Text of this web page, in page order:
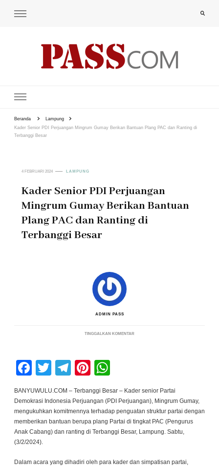
Beranda
Lampung
Kader Senior PDI Perjuangan Mingrum Gumay Berikan Bantuan Plang PAC dan Ranting di
Terbanggi Besar
4 FEBRUARI 2024 LAMPUNG
Kader Senior PDI Perjuangan
Mingrum Gumay Berikan Bantuan
Plang PAC dan Ranting di
Terbanggi Besar
ADMIN PASS
TINGGALKAN KOMENTARPADA
BANTUAN
PAC
DAN
DI
TERBANGGI
BESAR
Facebook
TwitterTelegram
Pinterest
BANYUWULU.COM – Terbanggi Besar – Kader senior Partai
Demokrasi Indonesia Perjuangan (PDI Perjuangan), Mingrum Gumay,
mengukuhkan komitmennya terhadap penguatan struktur partai dengan
memberikan bantuan berupa plang Partai di tingkat PAC (Pengurus
Anak Cabang) dan ranting di Terbanggi Besar, Lampung. Sabtu,
(3/2/2024).
Dalam acara yang dihadiri oleh para kader dan simpatisan partai,